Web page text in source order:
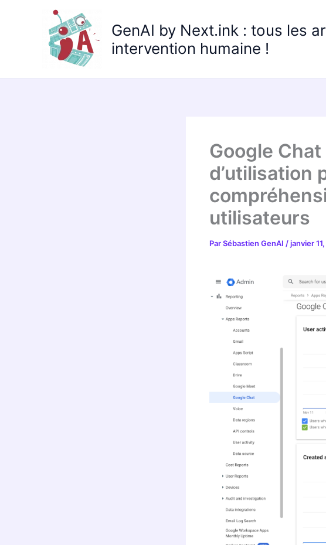
GenAI by Next.ink : tous les
intervention humaine !
Google
d’utilisation
utilisateurs
ParSébastien GenAI /janvier